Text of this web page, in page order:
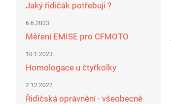
Jaký řidičák potřebuji ?
6.6.2023
Měření EMISE pro CFMOTO
10.1.2023
Homologace u čtyřkolky
2.12.2022
Řidičská oprávnění - všeobecně